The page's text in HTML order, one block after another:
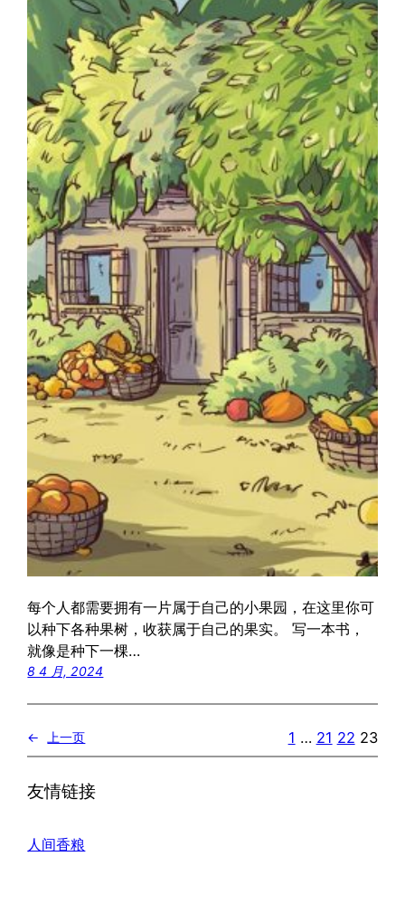
每个人都需要拥有一片属于自己的小果园，在这里你可
以种下各种果树，收获属于自己的果实。 写一本书，
就像是种下一棵…
8 4 月, 2024
← 上一页 1 … 21 22 23
友情链接
人间香粮